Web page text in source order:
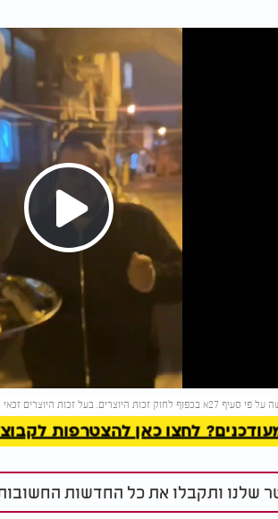
Play
Video
זכאי לבקש את הסרת הסרטון מ-
להמשך קריאה
לחצו כאן להצטרפות לקבוצות
שלנו ותקבלו את כל החדשות